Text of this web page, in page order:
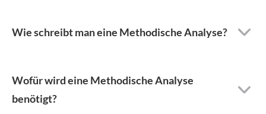
Wie schreibt man eine Methodische Analyse?
Wofür wird eine Methodische Analyse
benötigt?